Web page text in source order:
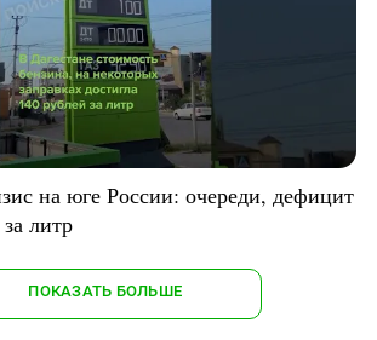
на юге России: очереди, дефицит
литр
ПОКАЗАТЬ БОЛЬШЕ